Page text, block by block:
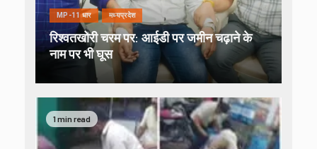
MP-11 धार मध्यप्रदेश
रिश्वतखोरी चरम पर: आईडी पर जमीन चढ़ाने के
नाम पर भी घूस
1 min read